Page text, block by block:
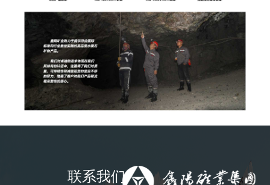
联系我们